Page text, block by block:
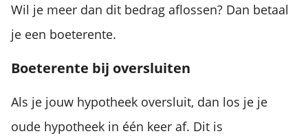
Wil je meer dan dit bedrag aflossen? Dan betaal
je een boeterente.
Boeterente bij oversluiten
Als je jouw hypotheek oversluit, dan los je je
oude hypotheek in één keer af. Dit is